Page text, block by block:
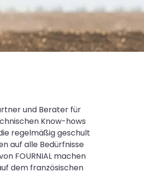
und Berater für
Know-hows
regelmäßig geschult
auf alle Bedürfnisse
FOURNIAL machen
dem französischen